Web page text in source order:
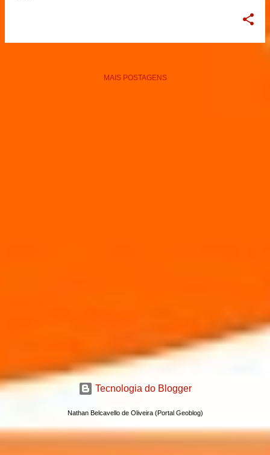
MAIS POSTAGENS
Tecnologia do Blogger
Nathan Belcavello de Oliveira (Portal Geoblog)